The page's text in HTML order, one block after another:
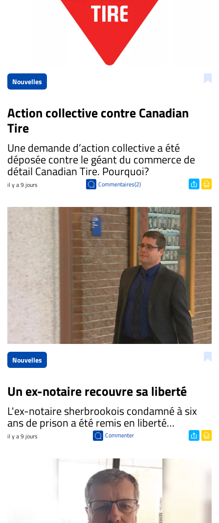
Nouvelles
Action collective contre Canadian
Tire
​Une demande d’action collective a été
déposée contre le géant du commerce de
détail Canadian Tire. Pourquoi?
il y a 9 jours Commentaires(2)
Nouvelles
Un ex-notaire recouvre sa liberté
​L'ex-notaire sherbrookois condamné à six
ans de prison a été remis en liberté…
il y a 9 jours Commenter